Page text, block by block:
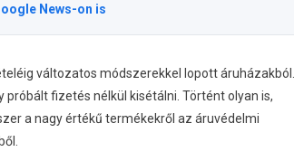
News-on is
változatos módszerekkel lopott áruházakból.
fizetés nélkül kisétálni. Történt olyan is,
a nagy értékű termékekről az áruvédelmi